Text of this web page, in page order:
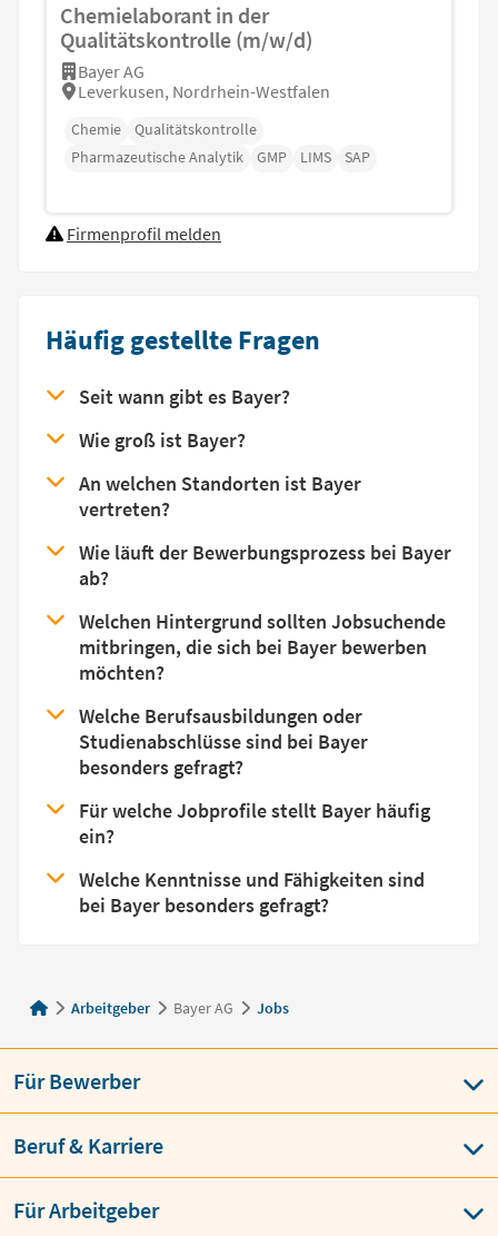
Chemielaborant in der
Qualitätskontrolle (m/w/d)
Bayer AG
Leverkusen, Nordrhein-Westfalen
Chemie
Qualitätskontrolle
Pharmazeutische Analytik
GMP LIMS SAP
Firmenprofil melden
Häufig gestellte Fragen
Seit wann gibt es Bayer?
Wie groß ist Bayer?
An welchen Standorten ist Bayer
vertreten?
Wie läuft der Bewerbungsprozess bei Bayer
ab?
Welchen Hintergrund sollten Jobsuchende
mitbringen, die sich bei Bayer bewerben
möchten?
Welche Berufsausbildungen oder
Studienabschlüsse sind bei Bayer
besonders gefragt?
Für welche Jobprofile stellt Bayer häufig
ein?
Welche Kenntnisse und Fähigkeiten sind
bei Bayer besonders gefragt?
Arbeitgeber Bayer AG Jobs
Für Bewerber
Beruf & Karriere
Für Arbeitgeber